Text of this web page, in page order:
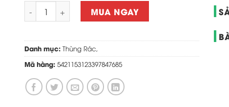
Quantity MUA NGAY
Danh mục: Thùng Rác,
Mã hàng: 5421153123397847685